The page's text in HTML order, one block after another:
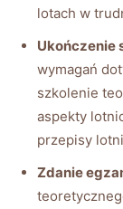
lotach w
Ukończenie
wymagań
szkolenie
aspekty
przepisy
Zdanie